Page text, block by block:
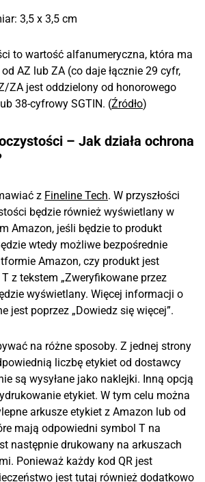
3,5 x 3,5 cm
to wartość alfanumeryczna, która ma
AZ lub ZA (co daje łącznie 29 cyfr,
ZA jest oddzielony od honorowego
38-cyfrowy SGTIN. (Źródło)
– Jak działa ochrona
z Fineline Tech. W przyszłości
będzie również wyświetlany w
Amazon, jeśli będzie to produkt
wtedy możliwe bezpośrednie
Amazon, czy produkt jest
z tekstem „Zweryfikowane przez
wyświetlany. Więcej informacji o
jest poprzez „Dowiedz się więcej”.
na różne sposoby. Z jednej strony
liczbę etykiet od dostawcy
są wysyłane jako naklejki. Inną opcją
etykiet. W tym celu można
arkusze etykiet z Amazon lub od
mają odpowiedni symbol T na
następnie drukowany na arkuszach
Ponieważ każdy kod QR jest
jest tutaj również dodatkowo